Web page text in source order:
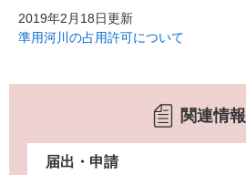
2019年2月18日更新
準用河川の占用許可について
関連情報
届出・申請